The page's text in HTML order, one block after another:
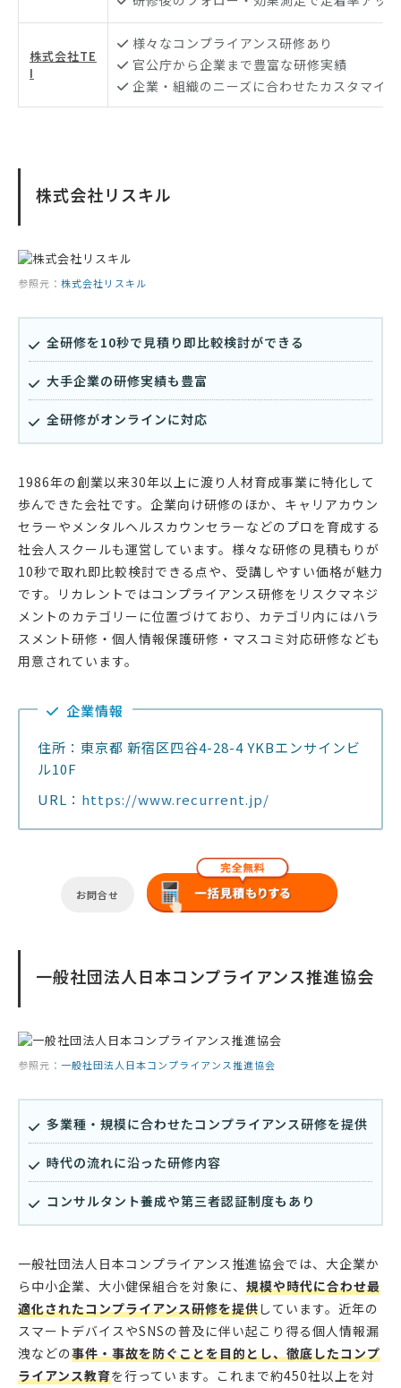
株式会社TE
I
様々なコンプライアンス研修あり
官公庁から企業まで豊富な研修実績
企業・組織のニーズに合わせたカスタマイ
株式会社リスキル
参照元： 株式会社リスキル
全研修を10秒で見積り即比較検討ができる
大手企業の研修実績も豊富
全研修がオンラインに対応
1986年の創業以来30年以上に渡り人材育成事業に特化して
歩んできた会社です。企業向け研修のほか、キャリアカウン
セラーやメンタルヘルスカウンセラーなどのプロを育成する
社会人スクールも運営しています。様々な研修の見積もりが
10秒で取れ即比較検討できる点や、受講しやすい価格が魅力
です。リカレントではコンプライアンス研修をリスクマネジ
メントのカテゴリーに位置づけており、カテゴリ内にはハラ
スメント研修・個人情報保護研修・マスコミ対応研修なども
用意されています。
企業情報
住所：東京都 新宿区四谷4-28-4 YKBエンサインビ
ル10F
URL： https://www.recurrent.jp/
お問合せ
一般社団法人日本コンプライアンス推進協会
参照元： 一般社団法人日本コンプライアンス推進協会
多業種・規模に合わせたコンプライアンス研修を提供
時代の流れに沿った研修内容
コンサルタント養成や第三者認証制度もあり
一般社団法人日本コンプライアンス推進協会では、大企業か
ら中小企業、大小健保組合を対象に、 規模や時代に合わせ最
適化されたコンプライアンス研修を提供しています。近年の
スマートデバイスやSNSの普及に伴い起こり得る個人情報漏
洩などの事件・事故を防ぐことを目的とし、徹底したコンプ
ライアンス教育を行っています。これまで約450社以上を対